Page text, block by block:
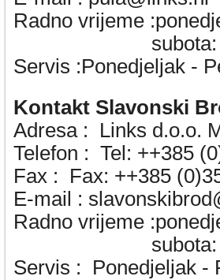
Radno vrijeme
subota:
Servis :Ponedjeljak -
Kontakt Slavonski
Adresa :
Links d.o.o.
Telefon : Tel: ++385
Fax :
Fax: ++385
E-mail :
Radno vrijeme
subota:
Servis :
Ponedjeljak -